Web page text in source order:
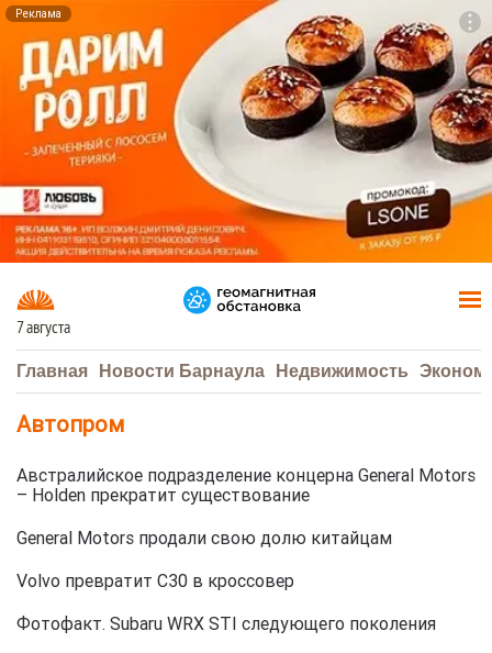
Реклама
7 августа
Главная Новости Барнаула Недвижимость
Автопром
Австралийское подразделение концерна General Motors
– Holden прекратит существование
General Motors продали свою долю китайцам
Volvo превратит C30 в кроссовер
Фотофакт. Subaru WRX STI следующего поколения